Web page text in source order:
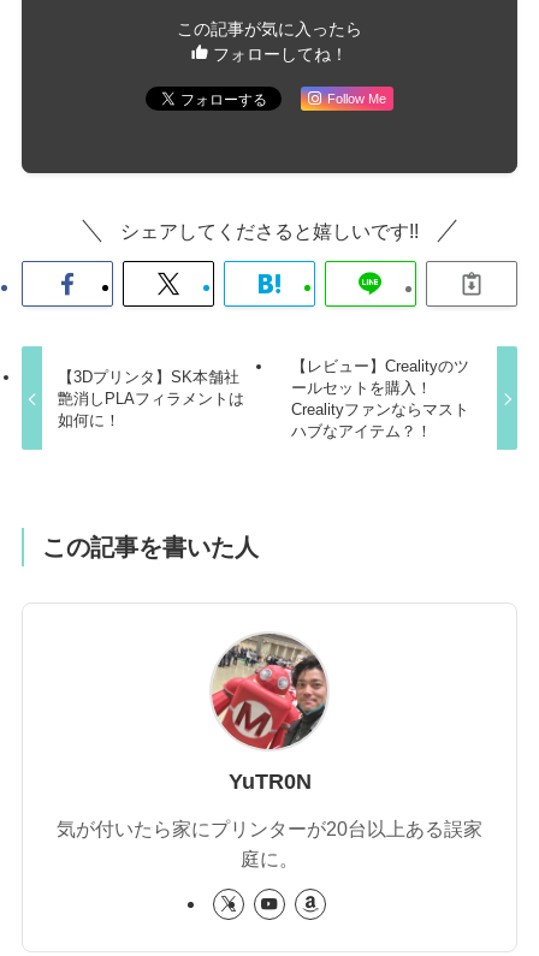
この記事が気に入ったら
フォローしてね！
Follow Me
シェアしてくださると嬉しいです!!
【3Dプリンタ】SK本舗社
艶消しPLAフィラメントは
如何に！
【レビュー】Crealityのツ
ールセットを購入！
Crealityファンならマスト
ハブなアイテム？！
この記事を書いた人
YuTR0N
気が付いたら家にプリンターが20台以上ある誤家
庭に。